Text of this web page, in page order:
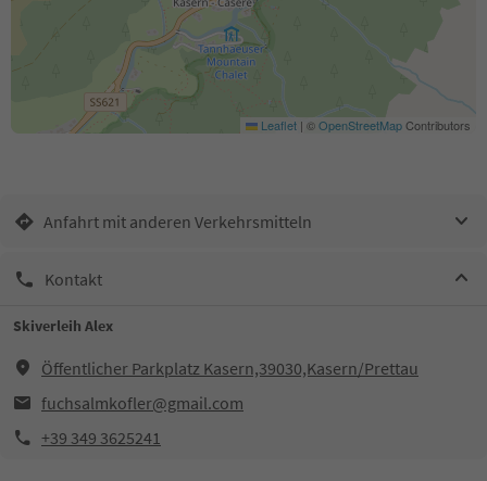
Leaflet | ©OpenStreetMapContributors
Anfahrt mit anderen Verkehrsmitteln
Kontakt
Skiverleih Alex
Öffentlicher Parkplatz Kasern,39030,Kasern/Prettau
fuchsalmkofler@gmail.com
+39 349 3625241